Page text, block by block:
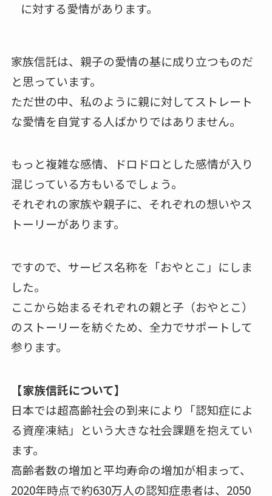
に対する愛情があります。
家族信託は、親子の愛情の基に成り立つものだ
と思っています。
ただ世の中、私のように親に対してストレート
な愛情を自覚する人ばかりではありません。
もっと複雑な感情、ドロドロとした感情が入り
混じっている方もいるでしょう。
それぞれの家族や親子に、それぞれの想いやス
トーリーがあります。
ですので、サービス名称を「おやとこ」にしま
した。
ここから始まるそれぞれの親と子（おやとこ）
のストーリーを紡ぐため、全力でサポートして
参ります。
【家族信託について】
日本では超高齢社会の到来により「認知症によ
る資産凍結」という大きな社会課題を抱えてい
ます。
高齢者数の増加と平均寿命の増加が相まって、
2020年時点で約630万人の認知症患者は、2050